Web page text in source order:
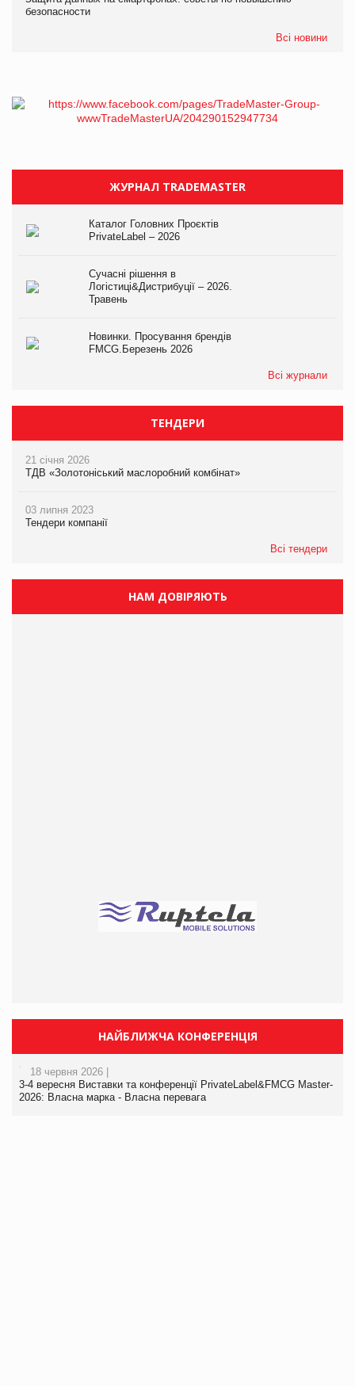
безопасности
Всі новини
ЖУРНАЛ TRADEMASTER
Каталог Головних Проєктів
PrivateLabel – 2026
Сучасні рішення в
Логістиці&Дистрибуції – 2026.
Травень
Новинки. Просування брендів
FMCG.Березень 2026
Всі журнали
ТЕНДЕРИ
21 січня 2026
ТДВ «Золотоніський маслоробний комбінат»
03 липня 2023
Тендери компанії
Всі тендери
НАМ ДОВІРЯЮТЬ
НАЙБЛИЖЧА КОНФЕРЕНЦІЯ
18 червня 2026 |
3-4 вересня Виставки та конференції PrivateLabel&FMCG Master-
2026: Власна марка - Власна перевага